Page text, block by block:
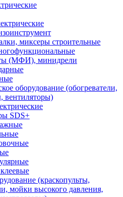
миксеры строительные
(МФИ), минидрели
оборудование (обогреватели,
вентиляторы)
SDS+
(краскопульты,
мойки высокого давления,